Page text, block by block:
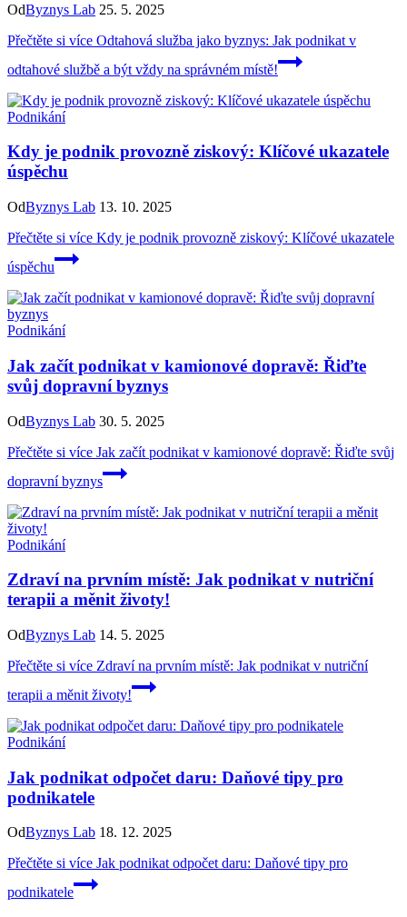
OdByznys Lab 25. 5. 2025
Přečtěte si více Odtahová služba jako byznys: Jak podnikat v
odtahové službě a být vždy na správném místě!
Podnikání
Kdy je podnik provozně ziskový: Klíčové ukazatele
úspěchu
OdByznys Lab 13. 10. 2025
Přečtěte si více Kdy je podnik provozně ziskový: Klíčové ukazatele
úspěchu
Podnikání
Jak začít podnikat v kamionové dopravě: Řiďte
svůj dopravní byznys
OdByznys Lab 30. 5. 2025
Přečtěte si více Jak začít podnikat v kamionové dopravě: Řiďte svůj
dopravní byznys
Podnikání
Zdraví na prvním místě: Jak podnikat v nutriční
terapii a měnit životy!
OdByznys Lab 14. 5. 2025
Přečtěte si více Zdraví na prvním místě: Jak podnikat v nutriční
terapii a měnit životy!
Podnikání
Jak podnikat odpočet daru: Daňové tipy pro
podnikatele
OdByznys Lab 18. 12. 2025
Přečtěte si více Jak podnikat odpočet daru: Daňové tipy pro
podnikatele